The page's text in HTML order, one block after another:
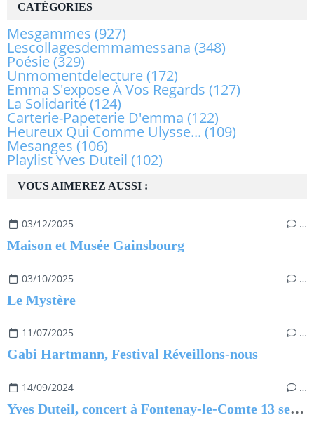
VOUS AIMEREZ AUSSI :
03/12/2025 …
Maison et Musée Gainsbourg
03/10/2025 …
Le Mystère
11/07/2025 …
Gabi Hartmann, Festival Réveillons-nous
14/09/2024 …
Yves Duteil, concert à Fontenay-le-Comte 13 septembre 2024
CATÉGORIES
Mesgammes (927)
Lescollagesdemmamessana (348)
Poésie(329)
Unmomentdelecture(172)
Emma S'expose À Vos Regards (127)
La Solidarité(124)
Carterie-Papeterie D'emma (122)
Heureux Qui Comme Ulysse... (109)
Mesanges (106)
Playlist Yves Duteil (102)